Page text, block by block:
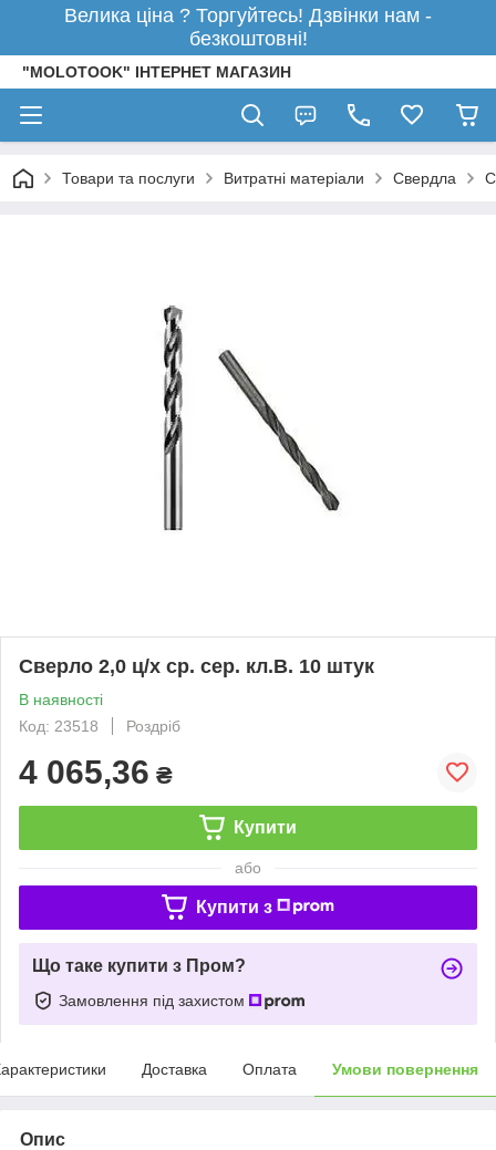
Велика ціна ? Торгуйтесь! Дзвінки нам -
безкоштовні!
"MOLOTOOK" ІНТЕРНЕТ МАГАЗИН
Товари та послуги Витратні матеріали Свердла
Сверло 2,0 ц/х ср. сер. кл.В. 10 штук
В наявності
Код: 23518
Роздріб
4 065,36 ₴
Купити
або
Купити з
Що таке купити з Пром?
Замовлення під захистом
Доставка Оплата Умови повернення
Опис